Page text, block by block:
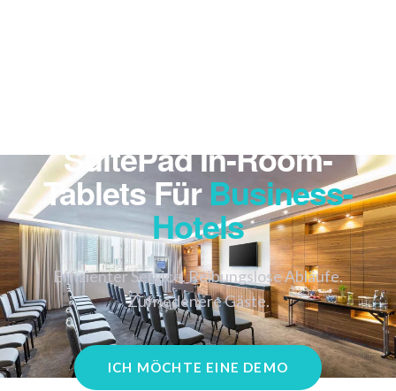
SuitePad In-Room-
Tablets FürBusiness-
Hotels
Effizienter Service. Reibungslose Abläufe.
Zufriedenere Gäste.
ICH MÖCHTE EINE DEMO